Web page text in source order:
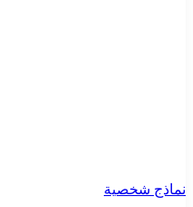
نماذج شخصية